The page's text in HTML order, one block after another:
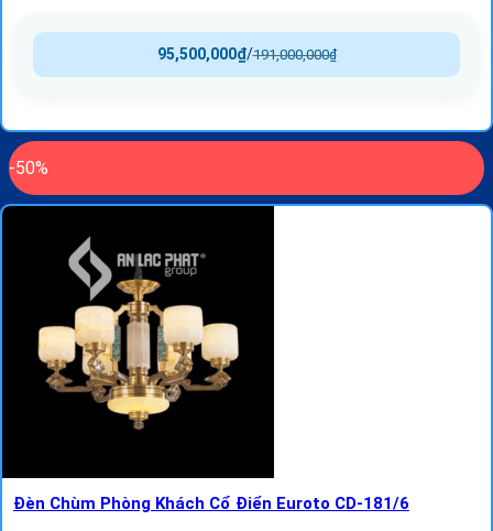
191,000,000₫
/
95,500,000₫
-50%
Đèn Chùm Phòng Khách Cổ Điển Euroto CD-181/6